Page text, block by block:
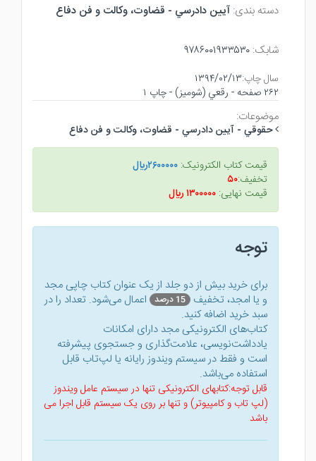
دسته بندی: آيين دادرسي - قضاوت، وكالت و فن دفاع
شابک: ۹۷۸۶۰۰۱۹۳۳۵۳۰
سال چاپ:۱۳۹۴/۰۲/۱۳
۲۶۲ صفحه - رقعي (شوميز) - چاپ ۱
موضوعات:
حقوقي - آيين دادرسي - قضاوت، وكالت و فن دفاع
قیمت کتاب الکترونیک: ۲۶۰۰۰۰۰ريال
تخفیف:۵۰
قیمت نهایی: ۱۳۰۰۰۰۰ ريال
توجه
برای خرید بیش از دو جلد از یک عنوان کتاب‌ چاپی مجد
و یا امجد، تخفیف 15 درصد
اعمال می‌شود. تعداد را در
سبد خرید اضافه کنید.
کتاب‌های الکترونیکی مجد دارای امکانات
یادداشت‌نویسی، علامت‌گذاری و جستجوی پیشرفته
است و فقط در سیستم ویندوز رایانه یا لپ‌تاب قابل
استفاده می‌باشد.
قابل توجه:کتابهای الکترونیکی تنها در سیستم عامل ویندوز
(لپ تاب و کامپیوتر) و تنها بر روی یک سیستم قابل اجرا می
باشد